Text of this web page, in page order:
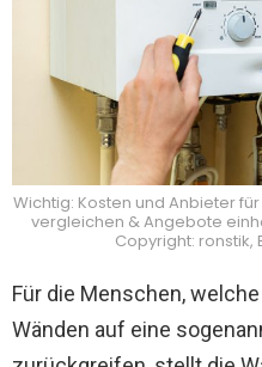
Wichtig: Kosten und Anbieter
vergleichen & Angebote
Copyright:
Für die Menschen,
Wänden auf eine